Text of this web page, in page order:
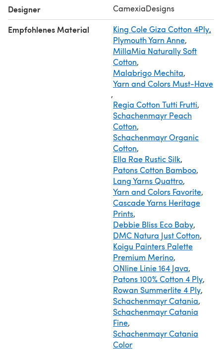
weight yarn
- Metallic buckle and a D ring for collar
I would love to see your finished project, please tag it on
Instagram or Facebook @CamexiaDesigns
Pattern and pictures are copyright ©CamexiaDesigns.
Designer CamexiaDesigns
Empfohlenes Material King Cole Giza Cotton 4Ply,
Plymouth Yarn Anne,
MillaMia Naturally Soft
Cotton,
Malabrigo Mechita,
Yarn and Colors Must-Have
,
Regia Cotton Tutti Frutti,
Schachenmayr Peach
Cotton,
Schachenmayr Organic
Cotton,
Ella Rae Rustic Silk,
Patons Cotton Bamboo,
Lang Yarns Quattro,
Yarn and Colors Favorite,
Cascade Yarns Heritage
Prints,
Debbie Bliss Eco Baby,
DMC Natura Just Cotton,
Koigu Painters Palette
Premium Merino,
ONline Linie 164 Java,
Patons 100% Cotton 4 Ply,
Rowan Summerlite 4 Ply,
Schachenmayr Catania,
Schachenmayr Catania
Fine,
Schachenmayr Catania
Color